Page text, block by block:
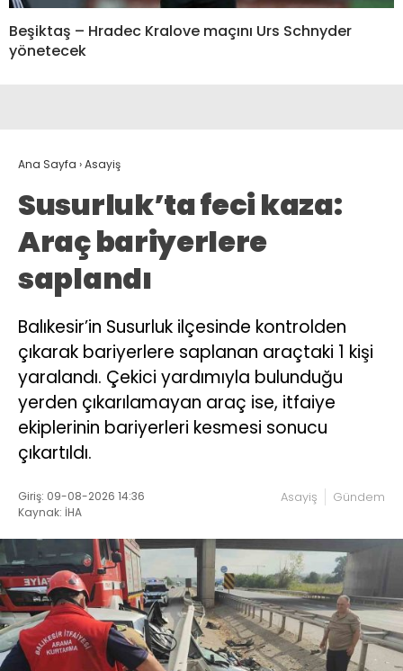
Beşiktaş – Hradec Kralove maçını Urs Schnyder
yönetecek
Ana Sayfa ›Asayiş
Susurluk’ta feci kaza:
Araç bariyerlere
saplandı
Balıkesir’in Susurluk ilçesinde kontrolden
çıkarak bariyerlere saplanan araçtaki 1 kişi
yaralandı. Çekici yardımıyla bulunduğu
yerden çıkarılamayan araç ise, itfaiye
ekiplerinin bariyerleri kesmesi sonucu
çıkartıldı.
Giriş: 09-08-2026 14:36
Kaynak: İHA
Asayiş Gündem